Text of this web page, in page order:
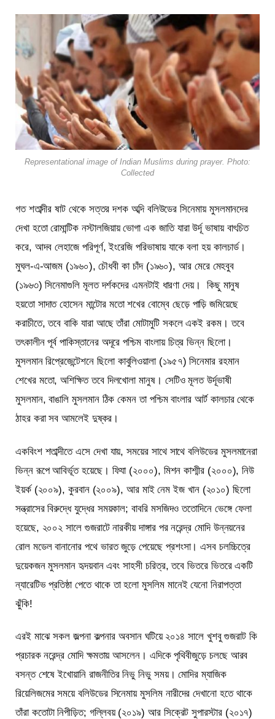
Representational image of Indian Muslims during prayer. Photo:
Collected
গত শতাব্দীর ষাট থেকে সত্তর দশক অব্দি বলিউডের সিনেমায় মুসলমানদের
দেখা হতো রোমান্টিক নস্টালজিয়ায় ভোগা এক জাতি যারা উর্দূ ভাষায় বাৎচিত
করে, আদব লেহাজে পরিপূর্ণ, ইংরেজি পরিভাষায় যাকে বলা হয় কালচার্ড।
মুঘল-এ-আজম (১৯৬০), চৌধবী কা চাঁদ (১৯৬০), আর মেরে মেহবুব
(১৯৬৩) সিনেমাগুলি মূলত দর্শকদের এমনটাই ধারণা দেয়। কিছু মানুষ
হয়তো সাদাত হোসেন মান্টোর মতো শখের বোম্বে ছেড়ে পাড়ি জমিয়েছে
করাচীতে, তবে বাকি যারা আছে তাঁরা মোটামুটি সকলে একই রকম। তবে
তৎকালীন পূর্ব পাকিস্তানের অদূরে পশ্চিম বাংলায় চিত্র ভিন্ন ছিলো।
মুসলমান রিপ্রেজেন্টেশনে ছিলো কাবুলিওয়ালা (১৯৫৭) সিনেমার রহমান
শেখের মতো, অশিক্ষিত তবে দিলখোলা মানুষ। সেটিও মূলত উর্দূভাষী
মুসলমান, বাঙালি মুসলমান ঠিক কেমন তা পশ্চিম বাংলার আর্ট কালচার থেকে
ঠাহর করা সব আমলেই দুষ্কর।
একবিংশ শতাব্দীতে এসে দেখা যায়, সময়ের সাথে সাথে বলিউডের মুসলমানেরা
ভিন্ন রূপে আবির্ভূত হয়েছে। ফিযা (২০০০), মিশন কাশ্মীর (২০০০), নিউ
ইয়র্ক (২০০৯), কুরবান (২০০৯), আর মাই নেম ইজ খান (২০১০) ছিলো
সন্ত্রাসের বিরুদ্ধে যুদ্ধের সময়কাল; বাবরি মসজিদও ততোদিনে ভেঙ্গে ফেলা
হয়েছে, ২০০২ সালে গুজরাটে নারকীয় দাঙ্গার পর নরেন্দ্র মোদি উন্নয়নের
রোল মডেল বানানোর পথে ভারত জুড়ে পেয়েছে প্রশংসা। এসব চলচ্চিত্রে
দুয়েকজন মুসলমান হৃদয়বান এবং সাহসী চরিত্র, তবে ভিতরে ভিতরে একটি
ন্যারেটিভ প্রতিষ্ঠা পেতে থাকে তা হলো মুসলিম মানেই যেনো নিরাপত্তা
ঝুঁকি!
এরই মাঝে সকল জল্পনা কল্পনার অবসান ঘটিয়ে ২০১৪ সালে খুশবু গুজরাট কি
প্রচারক নরেন্দ্র মোদি ক্ষমতায় আসলেন। এদিকে পৃথিবীজুড়ে চলছে আরব
বসন্ত শেষে ইখোয়ানি রাজনীতির নিভু নিভু সময়। মোদির ম্যাজিক
রিয়েলিজমের সময়ে বলিউডের সিনেমায় মুসলিম নারীদের দেখানো হতে থাকে
তাঁরা কতোটা নিপীড়িত; গল্লিবয় (২০১৯) আর সিক্রেট সুপারস্টার (২০১৭)